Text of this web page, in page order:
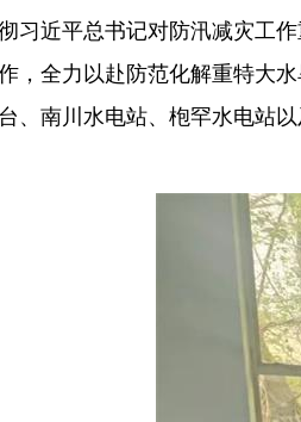
习近平总书记对防汛减灾工
，全力以赴防范化解重特大
、南川水电站、枹罕水电站